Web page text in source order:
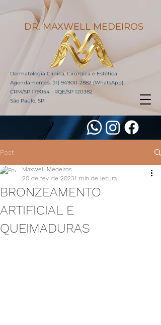
DR. MAXWELL MEDEIROS
Dermatologia Clínica, Cirúrgica e Estética
Agendamentos: (11) 94900-2882 (WhatsApp)
CRM/SP 179054 • RQE/SP 120382
São Paulo, SP
Post
BRONZEAMENTO
ARTIFICIAL E
QUEIMADURAS
Maxwell Medeiros
20 de fev. de 20231 min de leitura